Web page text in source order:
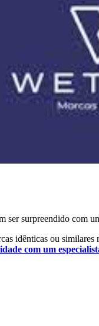
ser surpreendido com
idênticas ou
com um